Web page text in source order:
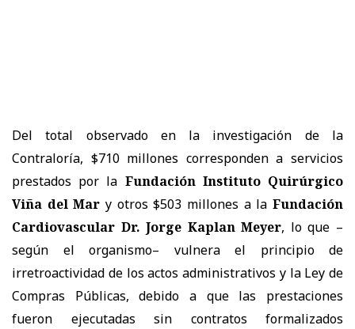
Del total observado en la investigación de la
Contraloría, $710 millones corresponden a servicios
prestados por la Fundación Instituto Quirúrgico
Viña del Mar y otros $503 millones a laFundación
Cardiovascular Dr. Jorge Kaplan Meyer, lo que –
según el organismo– vulnera el principio de
irretroactividad de los actos administrativos y la Ley de
Compras Públicas, debido a que las prestaciones
fueron ejecutadas sin contratos formalizados